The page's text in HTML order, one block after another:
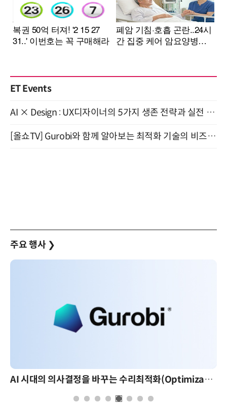
ET Events
AI × Design : UX디자이너의 5가지 생존 전략과 실전 대응 8월 28일 개최
[올쇼TV] Gurobi와 함께 알아보는 최적화 기술의 비즈니스 활용 (8월 20일 생방송)
주요 행사 ❯
AI 시대의 의사결정을 바꾸는 수리최적화(Optimization): 실제 산업 적용 사례와 활용 전략 AI 핀옵스 실전 세미나: 폭증하는 AI 토큰 비용 관